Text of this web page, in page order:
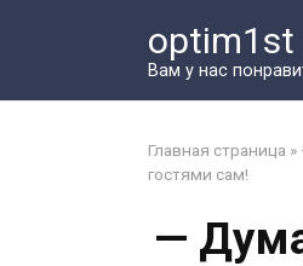
optim1st
Вам у нас
Главная страница »
гостями сам!
—